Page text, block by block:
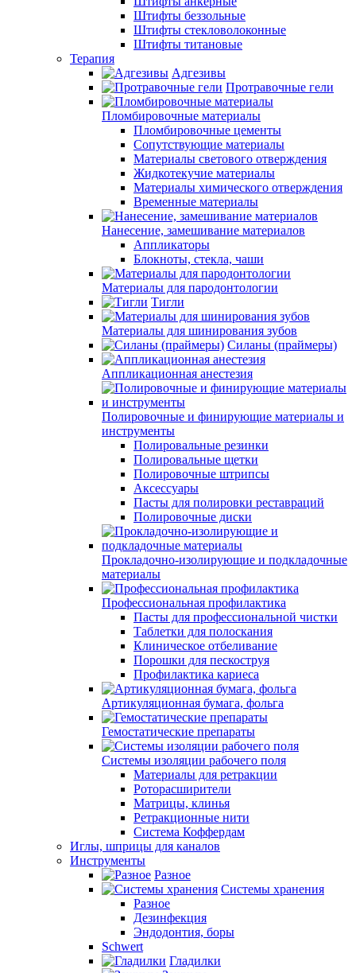
Штифты беззольные
Штифты стекловолоконные
Штифты титановые
Терапия
Адгезивы
Протравочные гели
Пломбировочные материалы
Пломбировочные цементы
Сопутствующие материалы
Материалы светового отверждения
Жидкотекучие материалы
Материалы химического отверждения
Временные материалы
Нанесение, замешивание материалов
Аппликаторы
Блокноты, стекла, чаши
Материалы для пародонтологии
Тигли
Материалы для шинирования зубов
Силаны (праймеры)
Аппликационная анестезия
Полировочные и финирующие материалы и
инструменты
Полировальные резинки
Полировальные щетки
Полировочные штрипсы
Аксессуары
Пасты для полировки реставраций
Полировочные диски
Прокладочно-изолирующие и подкладочные
материалы
Профессиональная профилактика
Пасты для профессиональной чистки
Таблетки для полоскания
Клиническое отбеливание
Порошки для пескоструя
Профилактика кариеса
Артикуляционная бумага, фольга
Гемостатические препараты
Системы изоляции рабочего поля
Материалы для ретракции
Роторасширители
Матрицы, клинья
Ретракционные нити
Система Коффердам
Иглы, шприцы для каналов
Инструменты
Разное
Системы хранения
Разное
Дезинфекция
Эндодонтия, боры
Schwert
Гладилки